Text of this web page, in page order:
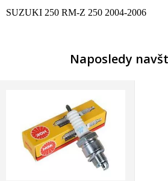
SUZUKI 250 RM-Z 250 2004-2006
Naposledy